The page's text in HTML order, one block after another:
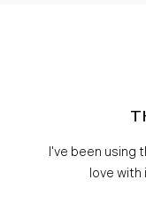
I've been using
love